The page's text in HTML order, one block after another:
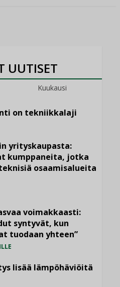
UUTISET
Kuukausi
on tekniikkalaji
yrityskaupasta:
kumppaneita, jotka
osaamisalueita
voimakkaasti:
syntyvät, kun
tuodaan yhteen”
lisää lämpöhäviöitä